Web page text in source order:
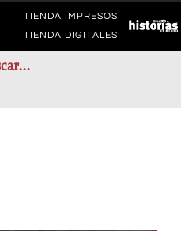
TIENDA IMPRESOS
TIENDA DIGITALES